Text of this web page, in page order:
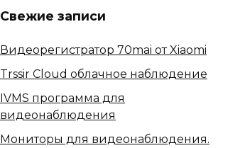
Свежие записи
Видеорегистратор 70mai от Xiaomi
Trssir Cloud облачное наблюдение
IVMS программа для
видеонаблюдения
Мониторы для видеонаблюдения.